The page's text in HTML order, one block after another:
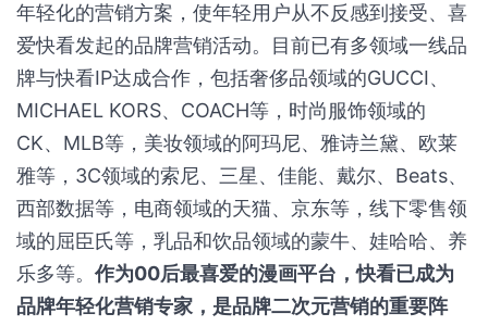
年轻化的营销方案，使年轻用户从不反感到接受、喜
爱快看发起的品牌营销活动。目前已有多领域一线品
牌与快看IP达成合作，包括奢侈品领域的GUCCI、
MICHAEL KORS、COACH等，时尚服饰领域的
CK、MLB等，美妆领域的阿玛尼、雅诗兰黛、欧莱
雅等，3C领域的索尼、三星、佳能、戴尔、Beats、
西部数据等，电商领域的天猫、京东等，线下零售领
域的屈臣氏等，乳品和饮品领域的蒙牛、娃哈哈、养
乐多等。 作为00后最喜爱的漫画平台，快看已成为
品牌年轻化营销专家，是品牌二次元营销的重要阵